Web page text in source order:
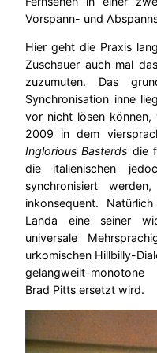
Vorspann- und
Hier geht die Praxis
Zuschauer auch mal
zuzumuten. Das
Synchronisation inne
vor nicht lösen können,
2009 in dem
Inglorious Basterds die
die italienischen
synchronisiert
inkonsequent.
Landa eine seiner
universale
urkomischen Hillbilly-
gelangweilt-monotone
Brad Pitts ersetzt wird.